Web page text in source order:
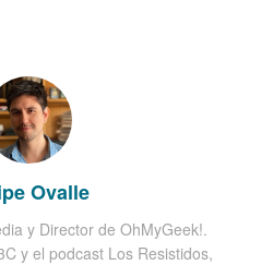
Ovalle
y Director de OhMyGeek!.
y el podcast Los Resistidos,